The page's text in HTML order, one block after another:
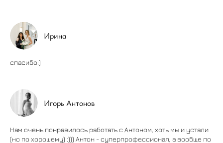
Ирина
спасибо:)
Игорь Антонов
Нам очень понравилось работать с Антоном, хоть мы и устали
(но по хорошему) :))) Антон - суперпрофессионал, а вообще по